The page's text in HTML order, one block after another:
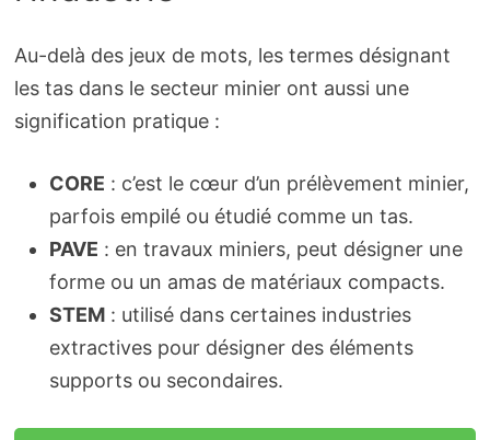
Au-delà des jeux de mots, les termes désignant
les tas dans le secteur minier ont aussi une
signification pratique :
CORE : c’est le cœur d’un prélèvement minier,
parfois empilé ou étudié comme un tas.
PAVE : en travaux miniers, peut désigner une
forme ou un amas de matériaux compacts.
STEM: utilisé dans certaines industries
extractives pour désigner des éléments
supports ou secondaires.